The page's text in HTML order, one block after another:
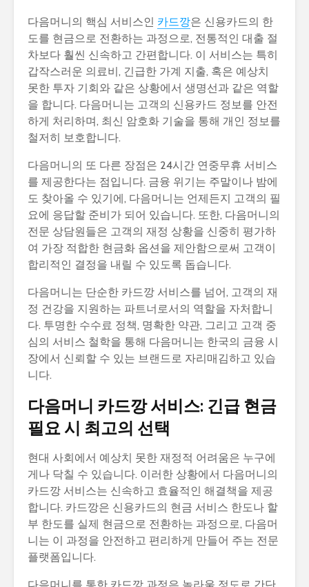
다음머니의 핵심 서비스인 카드깡은 신용카드의 한
도를 현금으로 전환하는 과정으로, 전통적인 대출 절
차보다 훨씬 신속하고 간편합니다. 이 서비스는 특히
갑작스러운 의료비, 긴급한 가계 지출, 혹은 예상치
못한 투자 기회와 같은 상황에서 생명선과 같은 역할
을 합니다. 다음머니는 고객의 신용카드 정보를 안전
하게 처리하며, 최신 암호화 기술을 통해 개인 정보를
철저히 보호합니다.
다음머니의 또 다른 장점은 24시간 연중무휴 서비스
를 제공한다는 점입니다. 금융 위기는 주말이나 밤에
도 찾아올 수 있기에, 다음머니는 언제든지 고객의 필
요에 응답할 준비가 되어 있습니다. 또한, 다음머니의
전문 상담원들은 고객의 재정 상황을 신중히 평가하
여 가장 적합한 현금화 옵션을 제안함으로써 고객이
합리적인 결정을 내릴 수 있도록 돕습니다.
다음머니는 단순한 카드깡 서비스를 넘어, 고객의 재
정 건강을 지원하는 파트너로서의 역할을 자처합니
다. 투명한 수수료 정책, 명확한 약관, 그리고 고객 중
심의 서비스 철학을 통해 다음머니는 한국의 금융 시
장에서 신뢰할 수 있는 브랜드로 자리매김하고 있습
니다.
다음머니 카드깡 서비스: 긴급 현금
필요 시 최고의 선택
현대 사회에서 예상치 못한 재정적 어려움은 누구에
게나 닥칠 수 있습니다. 이러한 상황에서 다음머니의
카드깡 서비스는 신속하고 효율적인 해결책을 제공
합니다. 카드깡은 신용카드의 현금 서비스 한도나 할
부 한도를 실제 현금으로 전환하는 과정으로, 다음머
니는 이 과정을 안전하고 편리하게 만들어 주는 전문
플랫폼입니다.